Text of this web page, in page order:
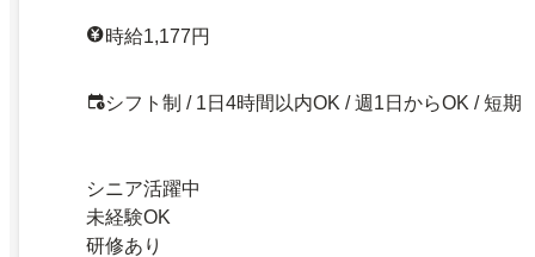
時給1,177円
シフト制 / 1日4時間以内OK / 週1日からOK / 短期
シニア活躍中
未経験OK
研修あり